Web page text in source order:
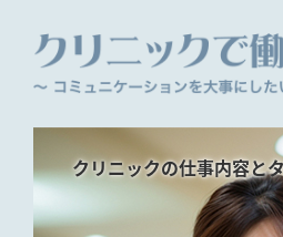
クリニックの仕事内容と